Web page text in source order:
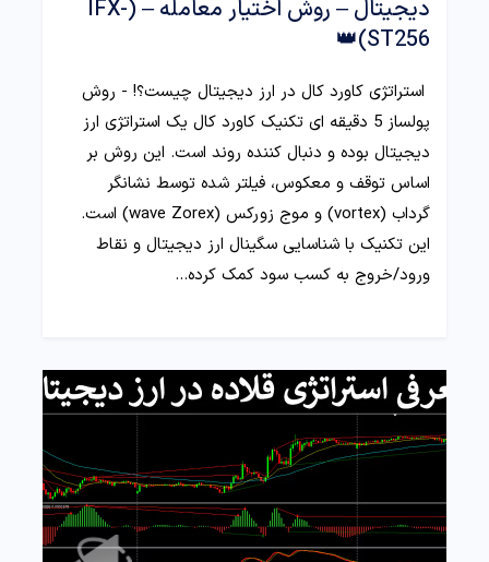
دیجیتال – روش اختیار معامله – (IFX-
ST256)👑
استراتژی کاورد کال در ارز دیجیتال چیست؟! - روش
پولساز 5 دقیقه ای تکنیک کاورد کال یک استراتژی ارز
دیجیتال بوده و دنبال کننده روند است. این روش بر
اساس توقف و معکوس، فیلتر شده توسط نشانگر
گرداب (vortex) و موج زورکس (wave Zorex) است.
این تکنیک با شناسایی سگینال ارز دیجیتال و نقاط
ورود/خروج به کسب سود کمک کرده…